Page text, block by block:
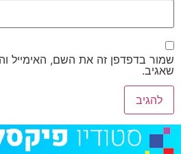
שמור בדפדפן זה את השם, האימייל
שאגיב.